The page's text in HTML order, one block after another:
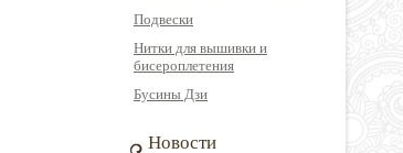
Подвески
Нитки для вышивки и
бисероплетения
Бусины Дзи
Новости